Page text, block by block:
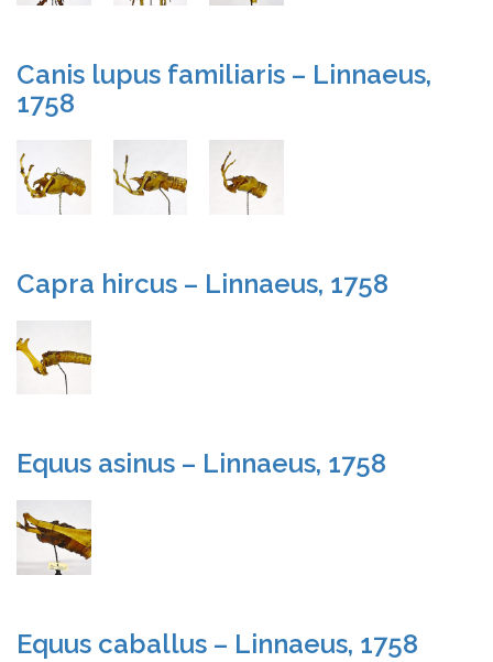
Canis lupus familiaris – Linnaeus,
1758
Capra hircus – Linnaeus, 1758
Equus asinus – Linnaeus, 1758
Equus caballus – Linnaeus, 1758